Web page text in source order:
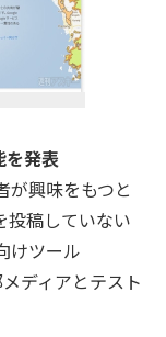
発表
興味をもつと
投稿していない
けツール
ディアとテスト